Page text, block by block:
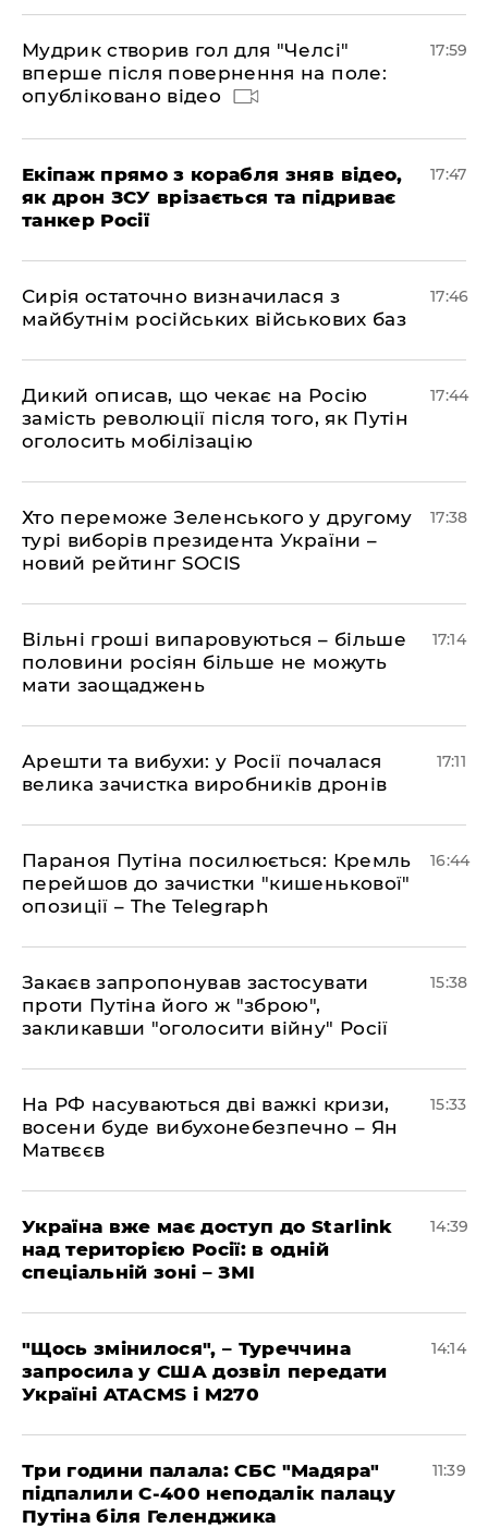
Мудрик створив гол для "Челсі"
вперше після повернення на поле:
опубліковано відео
17:59
Екіпаж прямо з корабля зняв відео,
як дрон ЗСУ врізається та підриває
танкер Росії
17:47
Сирія остаточно визначилася з
майбутнім російських військових баз
17:46
Дикий описав, що чекає на Росію
замість революції після того, як Путін
оголосить мобілізацію
17:44
Хто переможе Зеленського у другому
турі виборів президента України –
новий рейтинг SOCIS
17:38
Вільні гроші випаровуються – більше
половини росіян більше не можуть
мати заощаджень
17:14
Арешти та вибухи: у Росії почалася
велика зачистка виробників дронів
17:11
Параноя Путіна посилюється: Кремль
перейшов до зачистки "кишенькової"
опозиції – The Telegraph
16:44
Закаєв запропонував застосувати
проти Путіна його ж "зброю",
закликавши "оголосити війну" Росії
15:38
На РФ насуваються дві важкі кризи,
восени буде вибухонебезпечно – Ян
Матвєєв
15:33
Україна вже має доступ до Starlink
над територією Росії: в одній
спеціальній зоні – ЗМІ
14:39
"Щось змінилося", – Туреччина
запросила у США дозвіл передати
Україні ATACMS і M270
14:14
Три години палала: СБС "Мадяра"
підпалили С-400 неподалік палацу
Путіна біля Геленджика
11:39